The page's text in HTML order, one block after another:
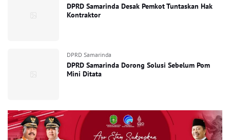
DPRD Samarinda Desak Pemkot Tuntaskan Hak
Kontraktor
DPRD Samarinda
DPRD Samarinda Dorong Solusi Sebelum Pom
Mini Ditata